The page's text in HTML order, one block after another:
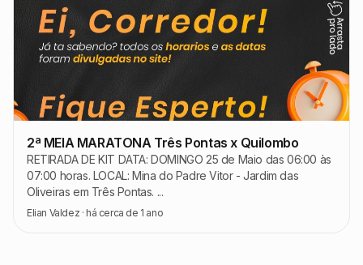
2ª MEIA MARATONA Três Pontas x Quilombo
RETIRADA DE KIT DATA: DOMINGO 25 de Maio das 06:00 às
07:00 horas. LOCAL: Mina do Padre Vitor - Jardim das
Oliveiras em Três Pontas. ...
Elian Valdez · há cerca de 1 ano